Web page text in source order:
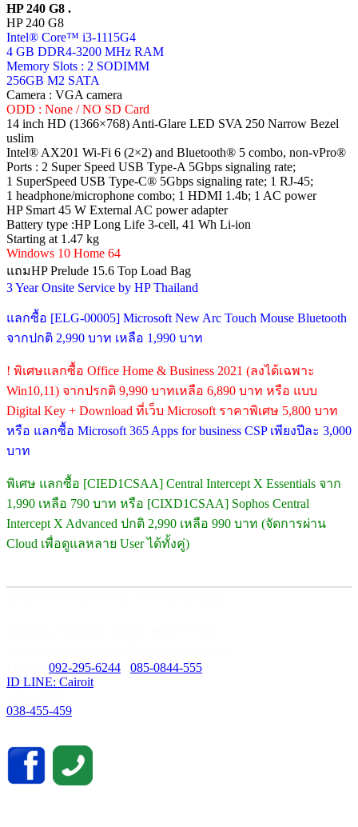
HP 240 G8 .
HP 240 G8
Intel® Core™ i3-1115G4
4 GB DDR4-3200 MHz RAM
Memory Slots : 2 SODIMM
256GB M2 SATA
Camera : VGA camera
ODD : None / NO SD Card
14 inch HD (1366×768) Anti-Glare LED SVA 250 Narrow Bezel
uslim
Intel® AX201 Wi-Fi 6 (2×2) and Bluetooth® 5 combo, non-vPro®
Ports : 2 Super Speed USB Type-A 5Gbps signaling rate;
1 SuperSpeed USB Type-C® 5Gbps signaling rate; 1 RJ-45;
1 headphone/microphone combo; 1 HDMI 1.4b; 1 AC power
HP Smart 45 W External AC power adapter
Battery type :HP Long Life 3-cell, 41 Wh Li-ion
Starting at 1.47 kg
Windows 10 Home 64
แถมHP Prelude 15.6 Top Load Bag
3 Year Onsite Service by HP Thailand
แลกซื้อ [ELG-00005] Microsoft New Arc Touch Mouse Bluetooth
จากปกติ 2,990 บาท เหลือ 1,990 บาท
! พิเศษแลกซื้อ Office Home & Business 2021 (ลงได้เฉพาะ
Win10,11) จากปรกติ 9,990 บาทเหลือ 6,890 บาท หรือ แบบ
Digital Key + Download ที่เว็บ Microsoft ราคาพิเศษ 5,800 บาท
หรือ แลกซื้อ Microsoft 365 Apps for business CSP เพียงปีละ 3,000
บาท
พิเศษ แลกซื้อ [CIED1CSAA] Central Intercept X Essentials จาก
1,990 เหลือ 790 บาท หรือ [CIXD1CSAA] Sophos Central
Intercept X Advanced ปกติ 2,990 เหลือ 990 บาท (จัดการผ่าน
Cloud เพื่อดูแลหลาย User ได้ทั้งคู่)
092-295-6244
085-0844-555
ID LINE: Cairoit
038-455-459